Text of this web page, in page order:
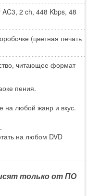
2 ch, 448 Kbps, 48
(цветная печать
читающее формат
пения.
на любой жанр и вкус.
на любом DVD
только от ПО